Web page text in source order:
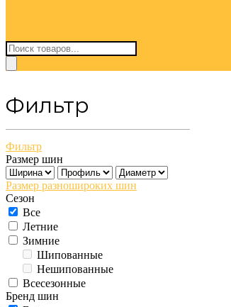
Поиск
товаров
Фильтр
Фильтр
Размер шин
Размер разношироких шин
Сезон
Все
Летние
Зимние
Шипованные
Нешипованные
Всесезонные
Бренд шин